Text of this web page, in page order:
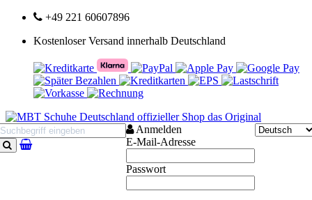
+49 221 60607896
Kostenloser Versand innerhalb Deutschland
Suchen
Anmelden
E-Mail-Adresse
Passwort